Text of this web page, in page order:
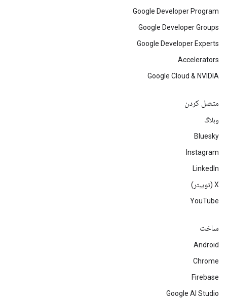
Google Developer Program
Google Developer Groups
Google Developer Experts
Accelerators
Google Cloud & NVIDIA
متصل کردن
وبلاگ
Bluesky
Instagram
LinkedIn
‫X (توییتر)
YouTube
ساخت
Android
Chrome
Firebase
Google AI Studio